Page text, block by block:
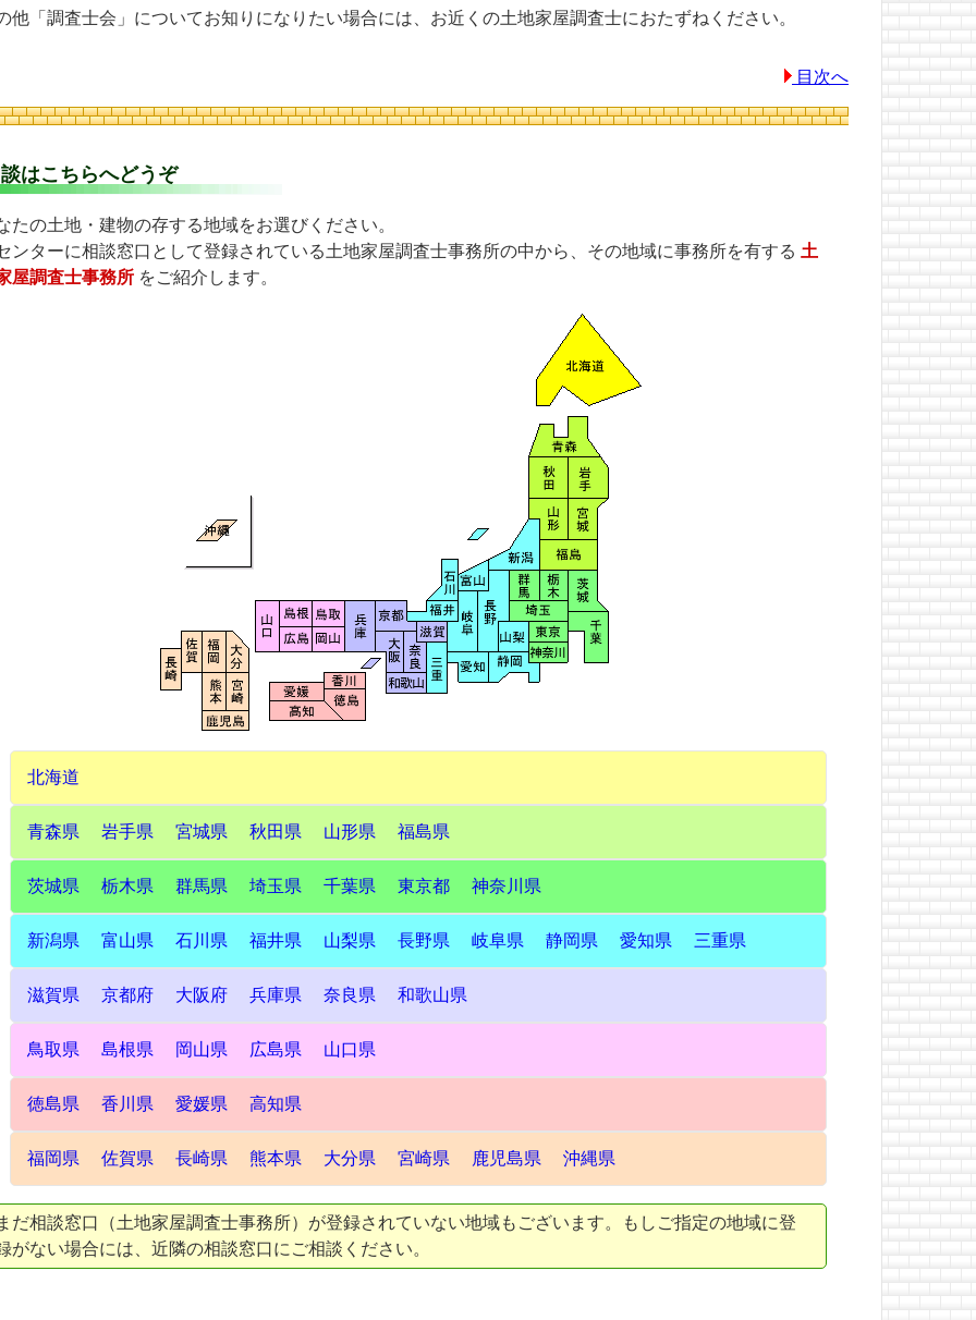
他「調査士会」についてお知りになりたい場合には、お近くの土地家屋調査士におたずねください。
目次へ
はこちらへどうぞ
たの土地・建物の存する地域をお選びください。
ンターに相談窓口として登録されている土地家屋調査士事務所の中から、その地域に事務所を有する 土
屋調査士事務所 をご紹介します。
北海道
青森県 岩手県 宮城県 秋田県 山形県 福島県
茨城県 栃木県 群馬県 埼玉県 千葉県 東京都 神奈川県
新潟県 富山県 石川県 福井県 山梨県 長野県 岐阜県 静岡県 愛知県 三重県
滋賀県 京都府 大阪府 兵庫県 奈良県 和歌山県
鳥取県 島根県 岡山県 広島県 山口県
徳島県 香川県 愛媛県 高知県
福岡県 佐賀県 長崎県 熊本県 大分県 宮崎県 鹿児島県 沖縄県
だ相談窓口（土地家屋調査士事務所）が登録されていない地域もございます。もしご指定の地域に登
がない場合には、近隣の相談窓口にご相談ください。